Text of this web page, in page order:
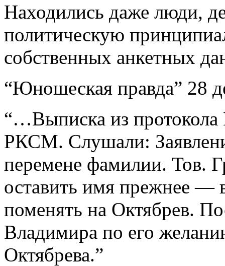
Находились даже люди,
политическую
собственных анкетных
“Юношеская правда” 28
“…Выписка из
РКСМ. Слушали:
перемене фамилии. Тов.
оставить имя прежнее —
поменять на Октябрев.
Владимира по его
Октябрева.”